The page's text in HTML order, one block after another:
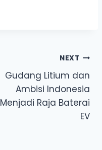
NEXT
Gudang Litium dan
Ambisi Indonesia
Menjadi Raja Baterai
EV